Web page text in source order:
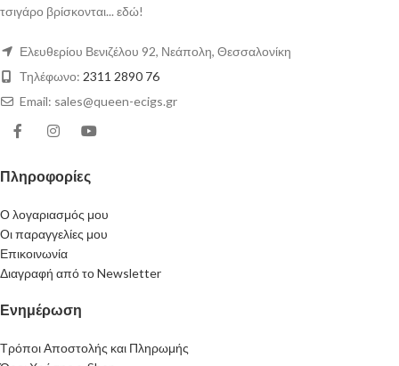
τσιγάρο βρίσκονται... εδώ!
Ελευθερίου Βενιζέλου 92, Νεάπολη, Θεσσαλονίκη
Τηλέφωνο: 2311 2890 76
Email: sales@queen-ecigs.gr
Πληροφορίες
Ο λογαριασμός μου
Οι παραγγελίες μου
Επικοινωνία
Διαγραφή από το Newsletter
Ενημέρωση
Τρόποι Αποστολής και Πληρωμής